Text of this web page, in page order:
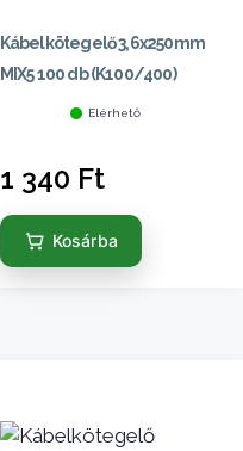
Kábelkötegelő 3,6x250mm
MIX5 100 db (K100/400)
Elérhető
1 340 Ft
Kosárba